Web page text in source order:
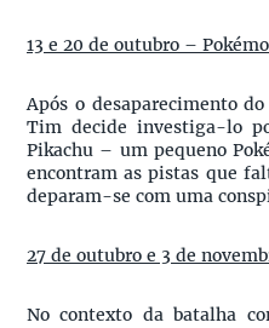
13 e 20 de outubro –
Após o desaparecimento
Tim decide investiga-lo
Pikachu – um pequeno
encontram as pistas que
deparam-se com uma
27 de outubro e 3 de
No contexto da batalha